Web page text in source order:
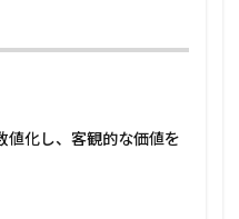
値化し、客観的な価値を